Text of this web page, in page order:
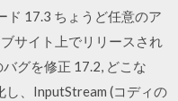
ド 17.3 ちょうど任意のア
サイト上でリリースされ
グを修正 17.2, どこな
し、InputStream (コディの